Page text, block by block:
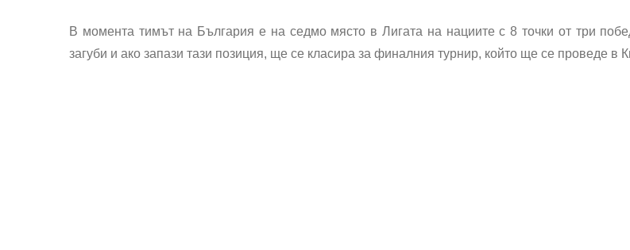
В момента тимът на България е на седмо място в Лигата на нациите с 8 точки от три
загуби и ако запази тази позиция, ще се класира за финалния турнир, който ще се проведе в